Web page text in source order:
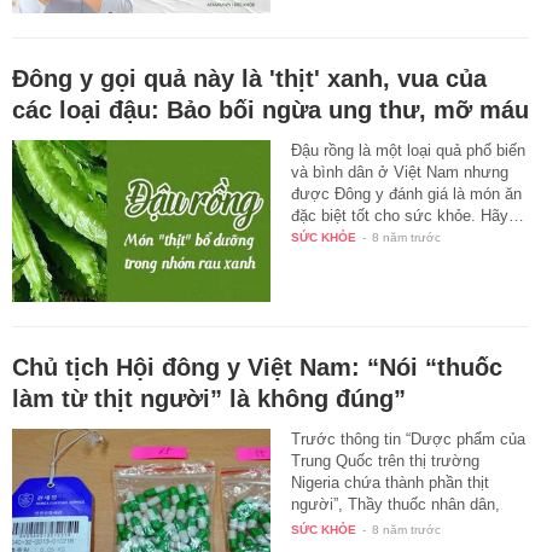
Đông y gọi quả này là 'thịt' xanh, vua của
các loại đậu: Bảo bối ngừa ung thư, mỡ máu
Đậu rồng là một loại quả phổ biến
và bình dân ở Việt Nam nhưng
được Đông y đánh giá là món ăn
đặc biệt tốt cho sức khỏe. Hãy…
SỨC KHỎE - 8 năm trước
​Chủ tịch Hội đông y Việt Nam: “Nói “thuốc
làm từ thịt người” là không đúng”
Trước thông tin “Dược phẩm của
Trung Quốc trên thị trường
Nigeria chứa thành phần thịt
người”, Thầy thuốc nhân dân,
BS…
SỨC KHỎE - 8 năm trước